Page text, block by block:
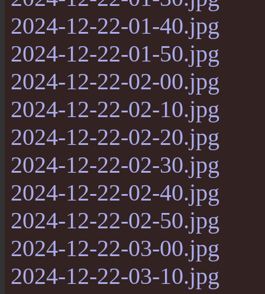
2024-12-22-01-40.jpg
2024-12-22-01-50.jpg
2024-12-22-02-00.jpg
2024-12-22-02-10.jpg
2024-12-22-02-20.jpg
2024-12-22-02-30.jpg
2024-12-22-02-40.jpg
2024-12-22-02-50.jpg
2024-12-22-03-00.jpg
2024-12-22-03-10.jpg